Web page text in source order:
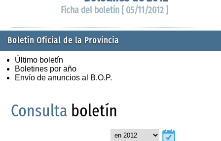
Ficha del boletín [ 05/11/2012 ]
Boletín Oficial de la Provincia
Último boletín
Boletines por año
Envío de anuncios al B.O.P.
Consulta boletín